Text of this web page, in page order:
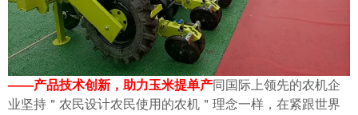
——产品技术创新，助力玉米提单产同国际上领先的农机企
业坚持＂农民设计农民使用的农机＂理念一样，在紧跟世界